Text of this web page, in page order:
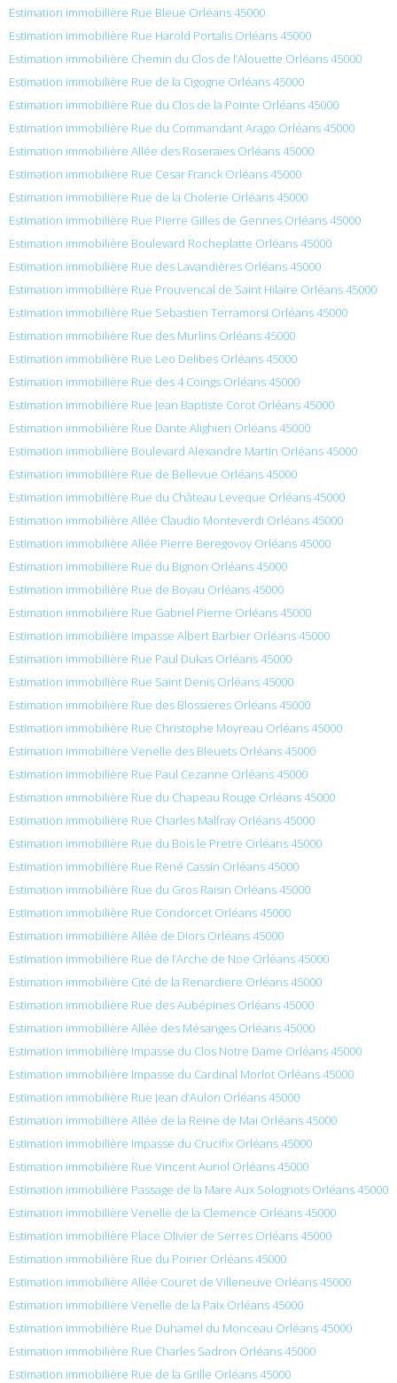
Estimation immobilière Rue Bleue Orléans 45000
Estimation immobilière Rue Harold Portalis Orléans 45000
Estimation immobilière Chemin du Clos de l’Alouette Orléans 45000
Estimation immobilière Rue de la Cigogne Orléans 45000
Estimation immobilière Rue du Clos de la Pointe Orléans 45000
Estimation immobilière Rue du Commandant Arago Orléans 45000
Estimation immobilière Allée des Roseraies Orléans 45000
Estimation immobilière Rue Cesar Franck Orléans 45000
Estimation immobilière Rue de la Cholerie Orléans 45000
Estimation immobilière Rue Pierre Gilles de Gennes Orléans 45000
Estimation immobilière Boulevard Rocheplatte Orléans 45000
Estimation immobilière Rue des Lavandières Orléans 45000
Estimation immobilière Rue Prouvencal de Saint Hilaire Orléans 45000
Estimation immobilière Rue Sebastien Terramorsi Orléans 45000
Estimation immobilière Rue des Murlins Orléans 45000
Estimation immobilière Rue Leo Delibes Orléans 45000
Estimation immobilière Rue des 4 Coings Orléans 45000
Estimation immobilière Rue Jean Baptiste Corot Orléans 45000
Estimation immobilière Rue Dante Alighieri Orléans 45000
Estimation immobilière Boulevard Alexandre Martin Orléans 45000
Estimation immobilière Rue de Bellevue Orléans 45000
Estimation immobilière Rue du Château Leveque Orléans 45000
Estimation immobilière Allée Claudio Monteverdi Orléans 45000
Estimation immobilière Allée Pierre Beregovoy Orléans 45000
Estimation immobilière Rue du Bignon Orléans 45000
Estimation immobilière Rue de Boyau Orléans 45000
Estimation immobilière Rue Gabriel Pierne Orléans 45000
Estimation immobilière Impasse Albert Barbier Orléans 45000
Estimation immobilière Rue Paul Dukas Orléans 45000
Estimation immobilière Rue Saint Denis Orléans 45000
Estimation immobilière Rue des Blossieres Orléans 45000
Estimation immobilière Rue Christophe Moyreau Orléans 45000
Estimation immobilière Venelle des Bleuets Orléans 45000
Estimation immobilière Rue Paul Cezanne Orléans 45000
Estimation immobilière Rue du Chapeau Rouge Orléans 45000
Estimation immobilière Rue Charles Malfray Orléans 45000
Estimation immobilière Rue du Bois le Pretre Orléans 45000
Estimation immobilière Rue René Cassin Orléans 45000
Estimation immobilière Rue du Gros Raisin Orléans 45000
Estimation immobilière Rue Condorcet Orléans 45000
Estimation immobilière Allée de Diors Orléans 45000
Estimation immobilière Rue de l’Arche de Noe Orléans 45000
Estimation immobilière Cité de la Renardiere Orléans 45000
Estimation immobilière Rue des Aubépines Orléans 45000
Estimation immobilière Allée des Mésanges Orléans 45000
Estimation immobilière Impasse du Clos Notre Dame Orléans 45000
Estimation immobilière Impasse du Cardinal Morlot Orléans 45000
Estimation immobilière Rue Jean d’Aulon Orléans 45000
Estimation immobilière Allée de la Reine de Mai Orléans 45000
Estimation immobilière Impasse du Crucifix Orléans 45000
Estimation immobilière Rue Vincent Auriol Orléans 45000
Estimation immobilière Passage de la Mare Aux Solognots Orléans 45000
Estimation immobilière Venelle de la Clemence Orléans 45000
Estimation immobilière Place Olivier de Serres Orléans 45000
Estimation immobilière Rue du Poirier Orléans 45000
Estimation immobilière Allée Couret de Villeneuve Orléans 45000
Estimation immobilière Venelle de la Paix Orléans 45000
Estimation immobilière Rue Duhamel du Monceau Orléans 45000
Estimation immobilière Rue Charles Sadron Orléans 45000
Estimation immobilière Rue de la Grille Orléans 45000